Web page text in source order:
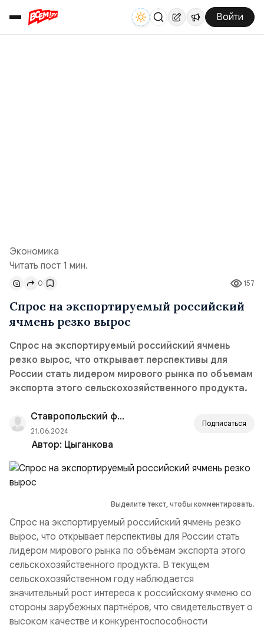
Войти
Экономика
Читать пост 1 мин.
157
0
Спрос на экспортируемый российский
ячмень резко вырос
Спрос на экспортируемый российский ячмень
резко вырос, что открывает перспективы для
России стать лидером мирового рынка по объемам
экспорта этого сельскохозяйственного продукта.
Ставропольский филиал РАНХиГС
21.06.2024
Подписаться
Автор: Цыганкова
Выделите текст, чтобы комментировать.
Спрос на экспортируемый российский ячмень резко
вырос, что открывает перспективы для России стать
лидером мирового рынка по объёмам экспорта этого
сельскохозяйственного продукта. В текущем
сельскохозяйственном году наблюдается
значительный рост интереса к российскому ячменю со
стороны зарубежных партнёров, что свидетельствует о
высоком качестве и конкурентоспособности